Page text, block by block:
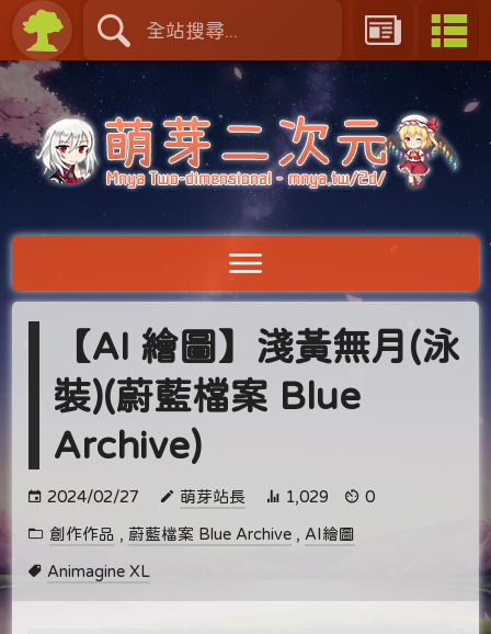
【AI 繪圖】淺黃無月(泳
裝)(蔚藍檔案 Blue
Archive)
2024/02/27 萌芽站長 1,029 0
創作作品 , 蔚藍檔案 Blue Archive , AI繪圖
Animagine XL